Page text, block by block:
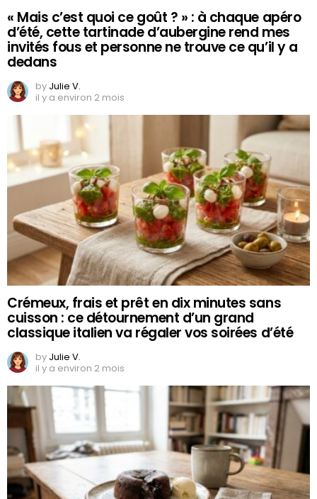
« Mais c’est quoi ce goût ? » : à chaque apéro
d’été, cette tartinade d’aubergine rend mes
invités fous et personne ne trouve ce qu’il y a
dedans
by Julie V.
il y a environ 2 mois
Crémeux, frais et prêt en dix minutes sans
cuisson : ce détournement d’un grand
classique italien va régaler vos soirées d’été
by Julie V.
il y a environ 2 mois